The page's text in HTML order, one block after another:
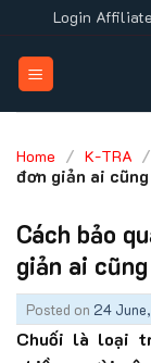
to
content
Login Affiliate
Home / K-TRA /
đơn giản ai
Cách bảo
giản ai
Posted on 24
Chuối là loại